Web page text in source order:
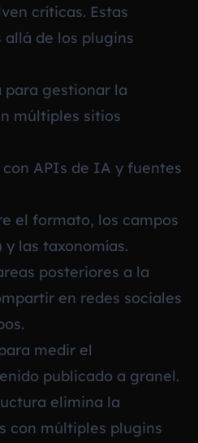
críticas. Estas
de los plugins
gestionar la
múltiples sitios
APIs de IA y fuentes
el formato, los campos
y las taxonomías.
posteriores a la
en redes sociales
medir el
publicado a granel.
elimina la
con múltiples plugins